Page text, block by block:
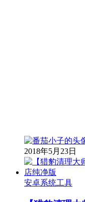
2018年5月23日
安卓系统工具